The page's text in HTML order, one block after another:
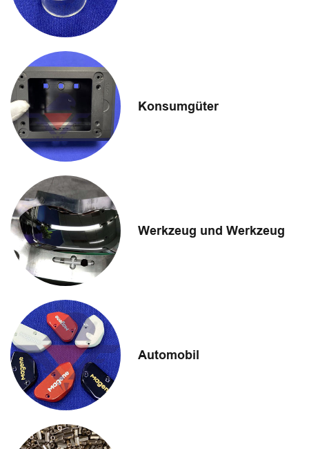
Konsumgüter
Werkzeug und Werkzeug
Automobil